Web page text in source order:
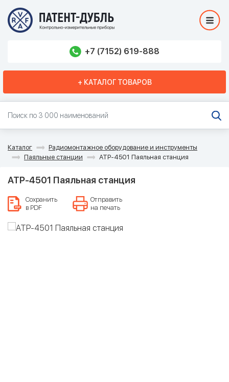
+7 (7152) 619-888
+ КАТАЛОГ ТОВАРОВ
Каталог
Радиомонтажное оборудование и инструменты
Паяльные станции
АТР-4501 Паяльная станция
АТР-4501 Паяльная станция
Сохранить
в PDF
Отправить
на печать